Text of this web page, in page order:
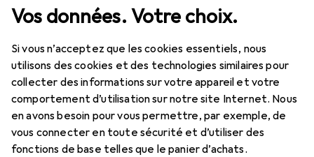
Vos données. Votre choix.
Si vous n’acceptez que les cookies essentiels, nous
utilisons des cookies et des technologies similaires pour
collecter des informations sur votre appareil et votre
comportement d’utilisation sur notre site Internet. Nous
en avons besoin pour vous permettre, par exemple, de
vous connecter en toute sécurité et d’utiliser des
fonctions de base telles que le panier d’achats.
Câble réseau RS PRO Câble ST-ST Duplex 62,5/125 um 100 m
RS PROCâble ST-ST Duplex 62,5/125
um 100 m
EUR
379,– EUR
3,79/1m